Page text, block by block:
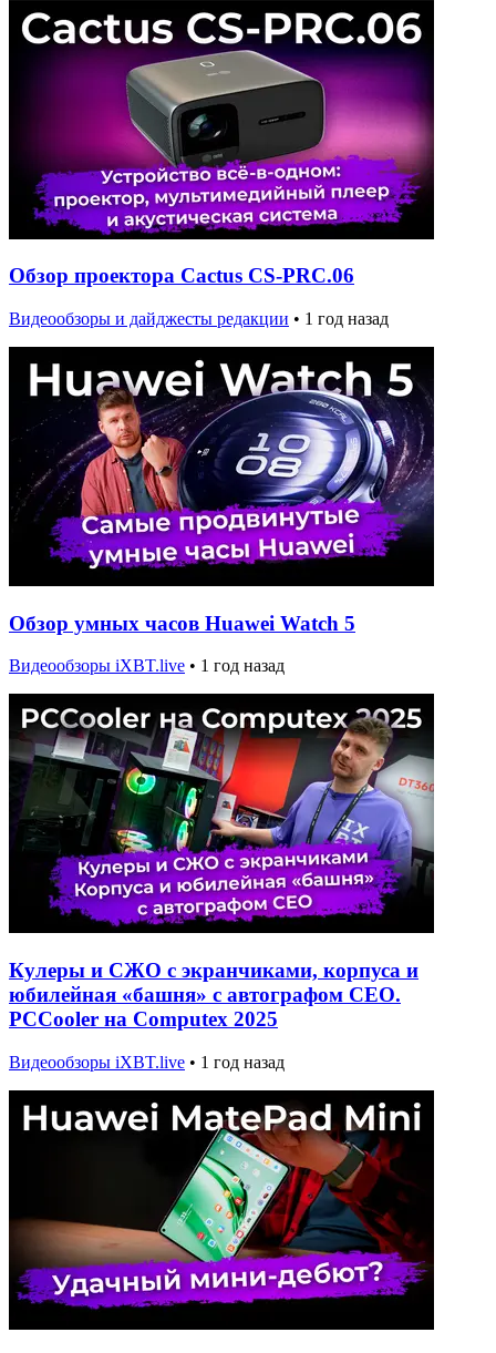
Обзор проектора Cactus CS-PRC.06
Видеообзоры и дайджесты редакции • 1 год назад
Обзор умных часов Huawei Watch 5
Видеообзоры iXBT.live • 1 год назад
Кулеры и СЖО с экранчиками, корпуса и
юбилейная «башня» с автографом CEO.
PCCooler на Computex 2025
Видеообзоры iXBT.live • 1 год назад